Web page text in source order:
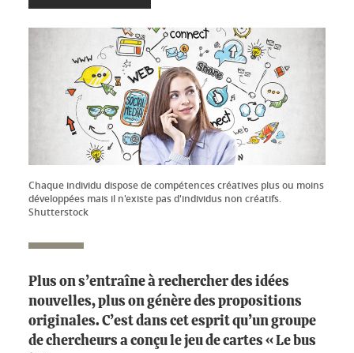
Chaque individu dispose de compétences créatives plus ou moins
développées mais il n'existe pas d'individus non créatifs.
Shutterstock
Plus on s’entraîne à rechercher des idées
nouvelles, plus on génère des propositions
originales. C’est dans cet esprit qu’un groupe
de chercheurs a conçu le jeu de cartes « Le bus